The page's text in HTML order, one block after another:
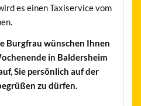
es einen Taxiservice vom
Burgfrau wünschen Ihnen
in Baldersheim
Sie persönlich auf der
zu dürfen.